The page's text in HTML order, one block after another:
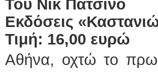
Του Νικ Πατσίνο
Εκδόσεις
Τιμή: 16,00 ευρώ
Αθήνα, οχτώ το